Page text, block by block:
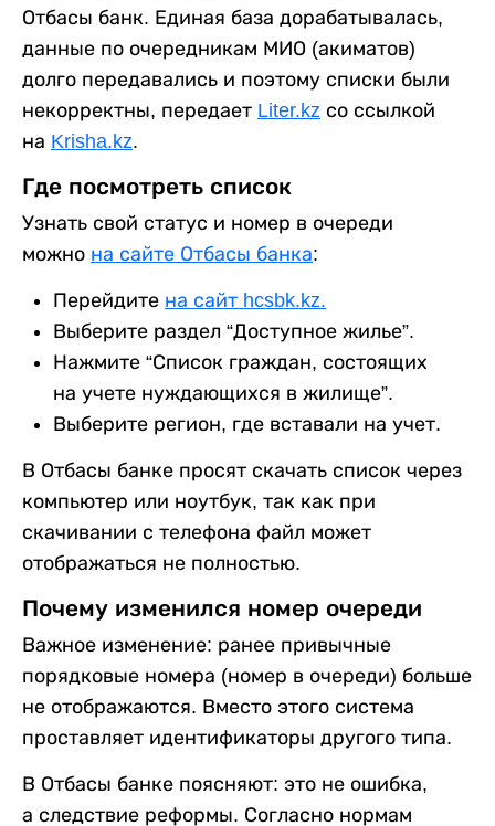
Отбасы банк. Единая база дорабатывалась,
данные по очередникам МИО (акиматов)
долго передавались и поэтому списки были
некорректны, передает Liter.kz со ссылкой
на Krisha.kz.
Где посмотреть список
Узнать свой статус и номер в очереди
можно на сайте Отбасы банка:
Перейдите на сайт hcsbk.kz.
Выберите раздел “Доступное жилье”.
Нажмите “Список граждан, состоящих
на учете нуждающихся в жилище”.
Выберите регион, где вставали на учет.
В Отбасы банке просят скачать список через
компьютер или ноутбук, так как при
скачивании с телефона файл может
отображаться не полностью.
Почему изменился номер очереди
Важное изменение: ранее привычные
порядковые номера (номер в очереди) больше
не отображаются. Вместо этого система
проставляет идентификаторы другого типа.
В Отбасы банке поясняют: это не ошибка,
а следствие реформы. Согласно нормам